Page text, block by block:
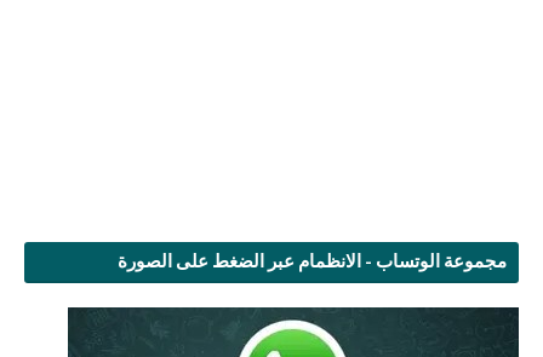
مجموعة الوتساب - الانظمام عبر الضغط على الصورة